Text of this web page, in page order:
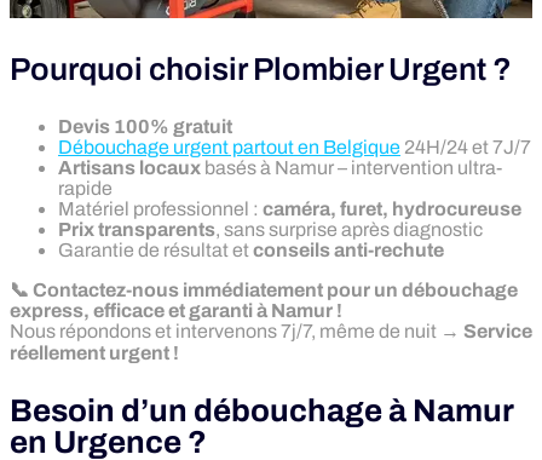
Pourquoi choisir Plombier Urgent ?
Devis 100% gratuit
Débouchage urgent partout en Belgique 24H/24 et 7J/7
Artisans locaux basés à Namur – intervention ultra-
rapide
Matériel professionnel : caméra, furet, hydrocureuse
Prix transparents, sans surprise après diagnostic
Garantie de résultat etconseils anti-rechute
📞 Contactez-nous immédiatement pour un débouchage
express, efficace et garanti à Namur !
Nous répondons et intervenons 7j/7, même de nuit → Service
réellement urgent !
Besoin d’un débouchage à Namur
en Urgence ?